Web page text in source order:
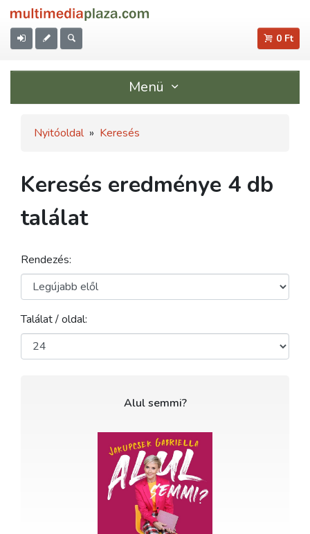
0 Ft
Menü
Nyitóoldal » Keresés
Keresés eredménye 4 db
találat
Rendezés:
Találat / oldal:
Alul semmi?